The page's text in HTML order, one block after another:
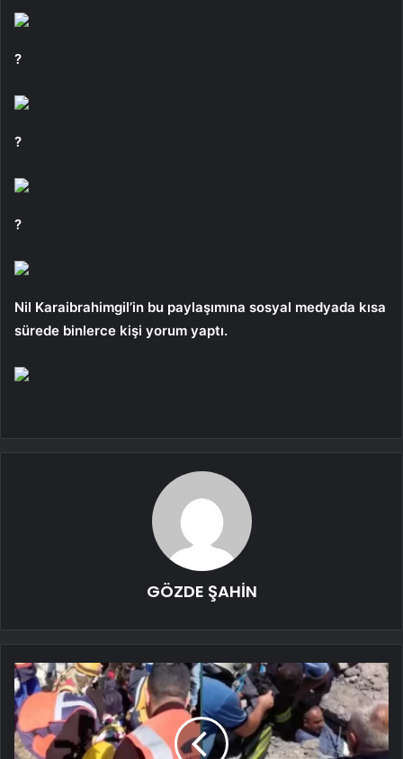
?
?
?
Nil Karaibrahimgil’in bu paylaşımına sosyal medyada kısa
sürede binlerce kişi yorum yaptı.
GÖZDE ŞAHİN